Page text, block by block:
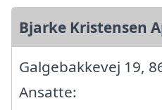
Bjarke Kristensen
Galgebakkevej 19,
Ansatte: